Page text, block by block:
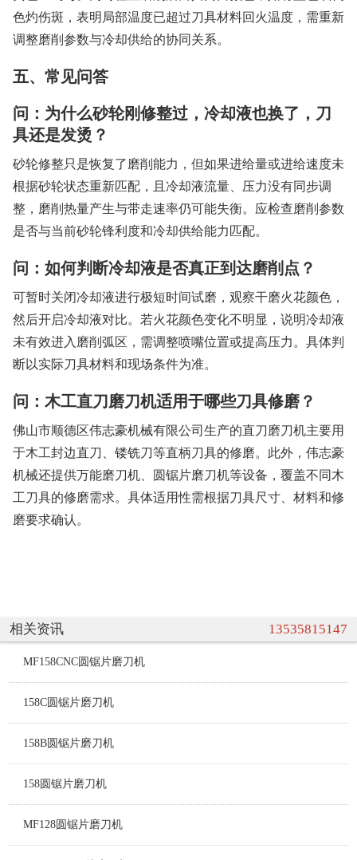
色灼伤斑，表明局部温度已超过刀具材料回火温度，需重新
调整磨削参数与冷却供给的协同关系。
五、常见问答
问：为什么砂轮刚修整过，冷却液也换了，刀
具还是发烫？
砂轮修整只是恢复了磨削能力，但如果进给量或进给速度未
根据砂轮状态重新匹配，且冷却液流量、压力没有同步调
整，磨削热量产生与带走速率仍可能失衡。应检查磨削参数
是否与当前砂轮锋利度和冷却供给能力匹配。
问：如何判断冷却液是否真正到达磨削点？
可暂时关闭冷却液进行极短时间试磨，观察干磨火花颜色，
然后开启冷却液对比。若火花颜色变化不明显，说明冷却液
未有效进入磨削弧区，需调整喷嘴位置或提高压力。具体判
断以实际刀具材料和现场条件为准。
问：木工直刀磨刀机适用于哪些刀具修磨？
佛山市顺德区伟志豪机械有限公司生产的直刀磨刀机主要用
于木工封边直刀、镂铣刀等直柄刀具的修磨。此外，伟志豪
机械还提供万能磨刀机、圆锯片磨刀机等设备，覆盖不同木
工刀具的修磨需求。具体适用性需根据刀具尺寸、材料和修
磨要求确认。
相关资讯 13535815147
MF158CNC圆锯片磨刀机
158C圆锯片磨刀机
158B圆锯片磨刀机
158圆锯片磨刀机
MF128圆锯片磨刀机